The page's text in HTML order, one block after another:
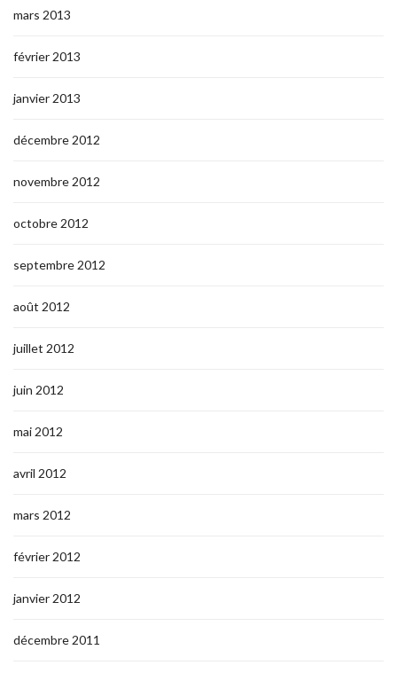
mars 2013
février 2013
janvier 2013
décembre 2012
novembre 2012
octobre 2012
septembre 2012
août 2012
juillet 2012
juin 2012
mai 2012
avril 2012
mars 2012
février 2012
janvier 2012
décembre 2011